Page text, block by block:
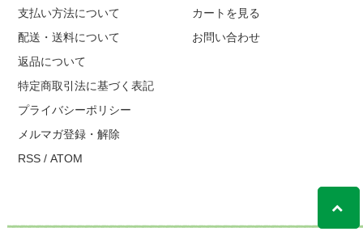
支払い方法について
配送・送料について
返品について
特定商取引法に基づく表記
プライバシーポリシー
メルマガ登録・解除
RSS /ATOM
カートを見る
お問い合わせ